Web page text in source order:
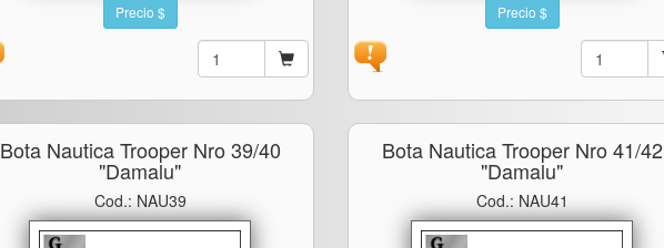
Precio $ Precio $
Bota Nautica Trooper Nro 39/40
"damalu"
Cod.: NAU39
Bota Nautica Trooper Nro 41/42
"damalu"
Cod.: NAU41